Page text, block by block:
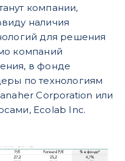
компании,
наличия
для решения
компаний
в фонде
по технологиям
Corporation или
Ecolab Inc.